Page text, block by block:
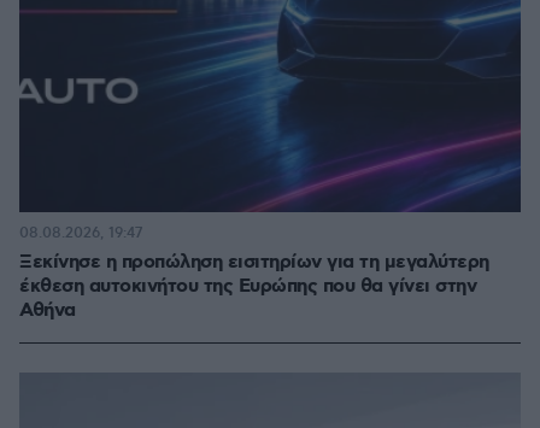
Ξεκίνησε η προπώληση εισιτηρίων για τη μεγαλύτερη
έκθεση αυτοκινήτου της Ευρώπης που θα γίνει στην
Αθήνα
08.08.2026, 19:47